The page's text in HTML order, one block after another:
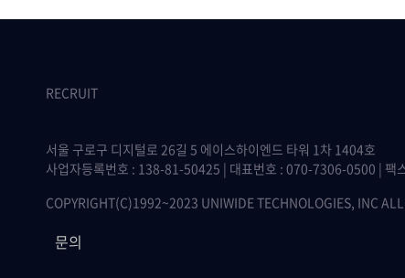
RECRUIT
서울 구로구 디지털로 26길 5 에이스하이엔드 타워 1차 1404호
사업자등록번호 : 138-81-50425 | 대표번호 : 070-7306-0500 | 팩
COPYRIGHT(C)1992~2023 UNIWIDE TECHNOLOGIES, INC ALL
문의